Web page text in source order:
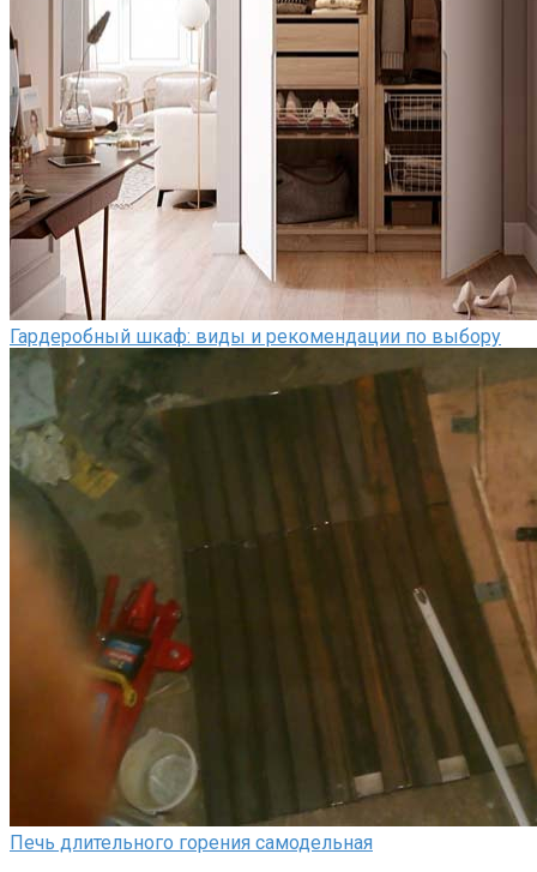
Гардеробный шкаф: виды и рекомендации по выбору
Печь длительного горения самодельная